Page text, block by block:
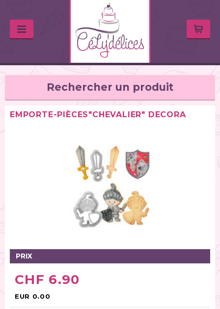
Rechercher un produit
Balances de cuisine (1)
Poches à douille et bouteilles (62)
Spatules / ustensiles (90)
Tables tournantes (5)
Pinces (6)
Rouleaux (18)
Tapis (21)
EMPORTE-PIÈCES"CHEVALIER" DECORA
PRIX
CHF 6.90
EUR 0.00